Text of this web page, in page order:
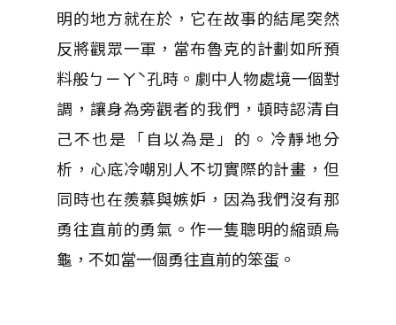
明的地方就在於，它在故事的結尾突然
反將觀眾一軍，當布魯克的計劃如所預
料般ㄅㄧㄚˋ孔時。劇中人物處境一個對
調，讓身為旁觀者的我們，頓時認清自
己不也是「自以為是」的。冷靜地分
析，心底冷嘲別人不切實際的計畫，但
同時也在羨慕與嫉妒，因為我們沒有那
勇往直前的勇氣。作一隻聰明的縮頭烏
龜，不如當一個勇往直前的笨蛋。